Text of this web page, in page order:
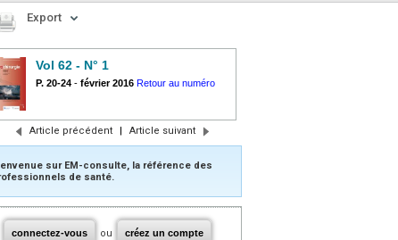
Export
Vol 62 - N° 1
P. 20-24 - février 2016 Retour au numéro
Article précédent | Article suivant
sur EM-consulte, la référence des
de santé.
connectez-vous ou créez un compte